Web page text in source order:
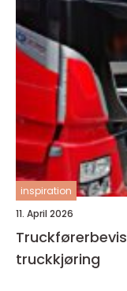
inspiration
11. April 2026
Truckførerbevis nøkkelen til trygg og effektiv
truckkjøring